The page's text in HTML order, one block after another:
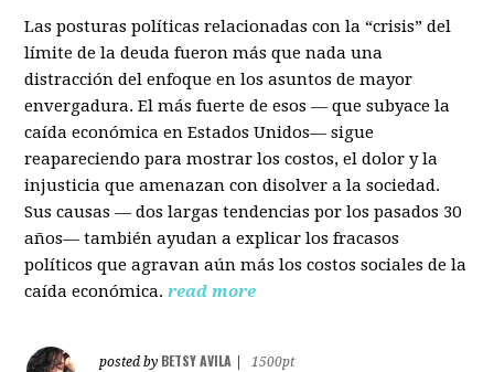
Las posturas políticas relacionadas con la “crisis” del
límite de la deuda fueron más que nada una
distracción del enfoque en los asuntos de mayor
envergadura. El más fuerte de esos — que subyace la
caída económica en Estados Unidos— sigue
reapareciendo para mostrar los costos, el dolor y la
injusticia que amenazan con disolver a la sociedad.
Sus causas — dos largas tendencias por los pasados 30
años— también ayudan a explicar los fracasos
políticos que agravan aún más los costos sociales de la
caída económica. read more
posted by BETSY AVILA
1500pt